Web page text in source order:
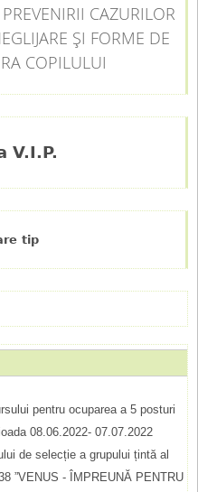
CAZURILOR
ȘI FORME DE
COPILULUI
V.I.P.
tip
pentru ocuparea a 5 posturi
08.06.2022- 07.07.2022
de selecție a grupului țintă al
”VENUS - ÎMPREUNĂ PENTRU